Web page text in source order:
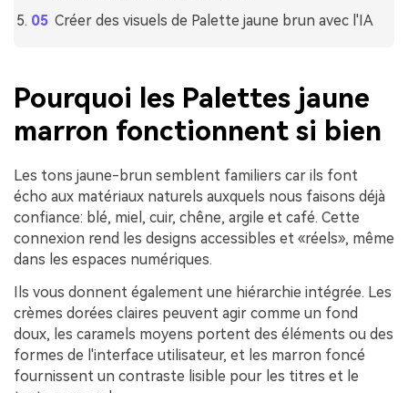
Créer des visuels de Palette jaune brun avec l'IA
Pourquoi les Palettes jaune
marron fonctionnent si bien
Les tons jaune-brun semblent familiers car ils font
écho aux matériaux naturels auxquels nous faisons déjà
confiance: blé, miel, cuir, chêne, argile et café. Cette
connexion rend les designs accessibles et «réels», même
dans les espaces numériques.
Ils vous donnent également une hiérarchie intégrée. Les
crèmes dorées claires peuvent agir comme un fond
doux, les caramels moyens portent des éléments ou des
formes de l'interface utilisateur, et les marron foncé
fournissent un contraste lisible pour les titres et le